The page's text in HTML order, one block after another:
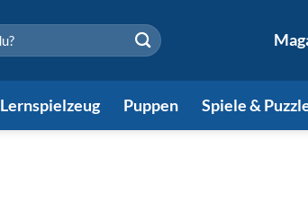
Lernspielzeug Puppen Spiele &